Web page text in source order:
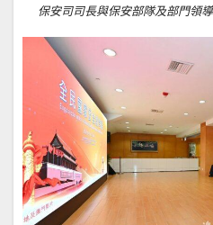
保安司司長與保安部隊及部門領